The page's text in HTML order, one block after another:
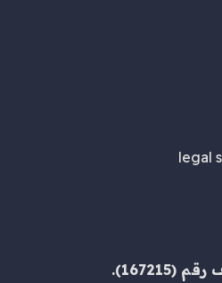
رقم (167215).